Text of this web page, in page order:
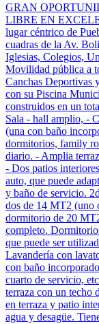
GRAN
LIBRE EN
lugar céntrico de
cuadras de la Av.
Iglesias, Colegios,
Movilidad pública a
Canchas Deportivas
con su Piscina
construidos en un
Sala - hall amplio, -
(una con baño
dormitorios, family
diario. - Amplia
- Dos patios
auto, que puede
y baño de servicio.
dos de 14 MT2 (uno
dormitorio de 20
completo.
que puede ser
Lavandería con
con baño
cuarto de servicio,
terraza con un techo
en terraza y patio
agua y desagüe.